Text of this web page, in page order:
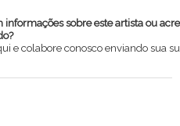
informações sobre este artista ou
e colabore conosco enviando sua